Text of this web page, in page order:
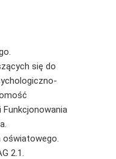
się do
Funkcjonowania
oświatowego.
2.1.